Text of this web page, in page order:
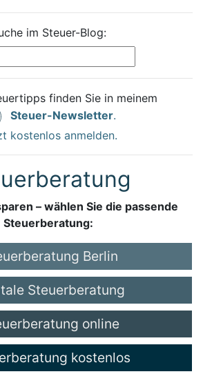
im Steuer-Blog:
finden Sie in meinem
Steuer-Newsletter.
kostenlos anmelden.
– wählen Sie die passende
Steuerberatung:
Berlin
Steuerberatung
online
kostenlos